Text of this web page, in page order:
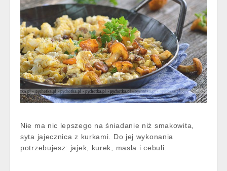
Nie ma nic lepszego na śniadanie niż smakowita,
syta jajecznica z kurkami. Do jej wykonania
potrzebujesz: jajek, kurek, masła i cebuli.